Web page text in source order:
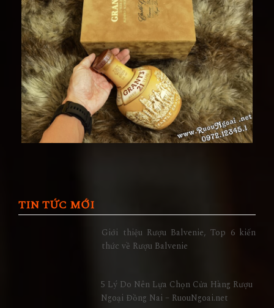
TIN TỨC MỚI
Giới thiệu Rượu Balvenie, Top 6 kiến
thức về Rượu Balvenie
Ngoại Đồng Nai – RuouNgoai.net